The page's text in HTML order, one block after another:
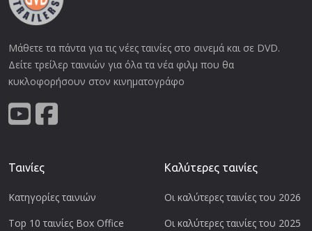
Μάθετε τα πάντα για τις νέες ταινίες στο σινεμά και σε DVD.
Δείτε τρείλερ ταινιών για όλα τα νέα φιλμ που θα
κυκλοφορήσουν στον κινηματογράφο
Ταινίες
Κατηγορίες ταινιών
Top 10 ταινίες Box Office
Καλύτερες ταινίες
Οι καλύτερες ταινίες του 2026
Οι καλύτερες ταινίες του 2025